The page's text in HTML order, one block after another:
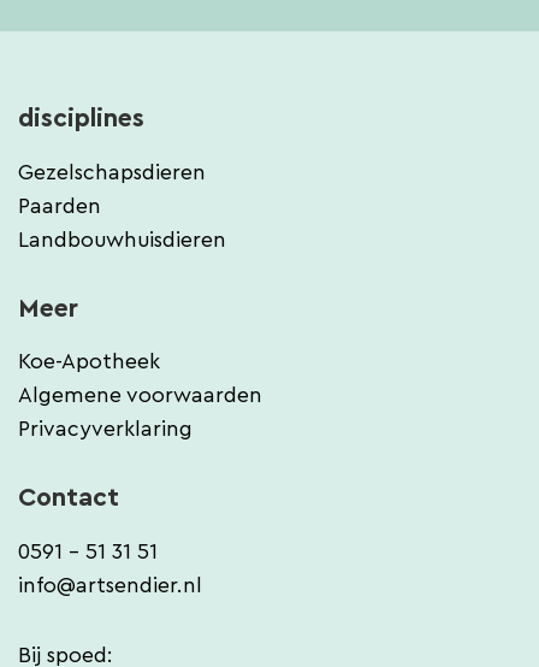
disciplines
Gezelschapsdieren
Paarden
Landbouwhuisdieren
Meer
Koe-Apotheek
Algemene voorwaarden
Privacyverklaring
Contact
0591 - 51 31 51
info@artsendier.nl
Bij spoed: